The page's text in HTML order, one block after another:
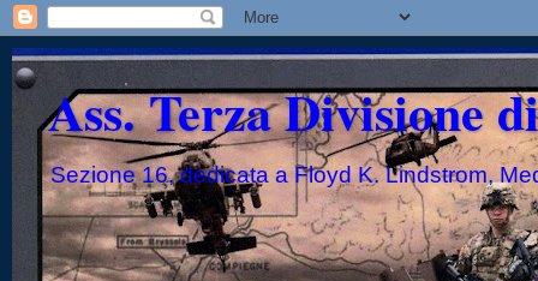
Ass. Terza Divisione
Sezione 16, dedicata a Floyd K. Lindstrom,